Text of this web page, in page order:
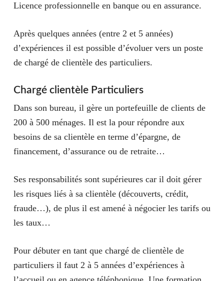
Licence professionnelle en banque ou en assurance.
Après quelques années (entre 2 et 5 années)
d’expériences il est possible d’évoluer vers un poste
de chargé de clientèle des particuliers.
Chargé clientèle Particuliers
Dans son bureau, il gère un portefeuille de clientsde
200 à 500 ménages. Il est la pour répondre aux
besoins de sa clientèle en terme d’épargne, de
financement, d’assurance ou de retraite…
Ses responsabilités sont supérieures car il doit gérer
les risquesliés à sa clientèle (découverts, crédit,
fraude…), de plus il est amené à négocier les tarifs ou
les taux…
Pour débuter en tant que chargé de clientèle de
particuliers il faut 2 à 5 années d’expériences à